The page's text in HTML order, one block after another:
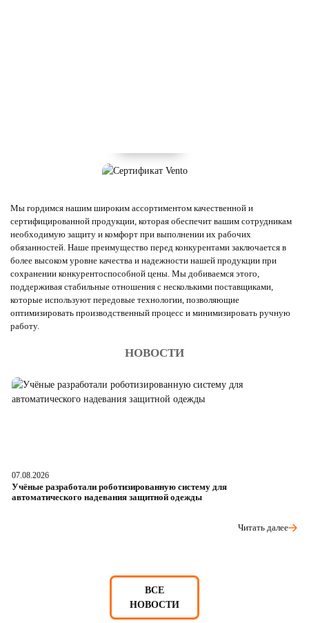
Мы гордимся нашим широким ассортиментом качественной и
сертифицированной продукции, которая обеспечит вашим сотрудникам
необходимую защиту и комфорт при выполнении их рабочих
обязанностей. Наше преимущество перед конкурентами заключается в
более высоком уровне качества и надежности нашей продукции при
сохранении конкурентоспособной цены. Мы добиваемся этого,
поддерживая стабильные отношения с несколькими поставщиками,
которые используют передовые технологии, позволяющие
оптимизировать производственный процесс и минимизировать ручную
работу.
НОВОСТИ
07.08.2026
Учёные разработали роботизированную систему для
автоматического надевания защитной одежды
Читать далее
ВСЕ
НОВОСТИ